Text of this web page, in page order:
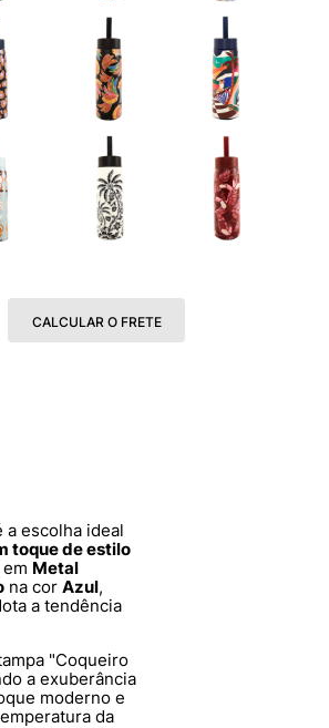
CALCULAR O FRETE
a escolha ideal
toque de estilo
Metal
na cor Azul,
a tendência
"Coqueiro
a exuberância
moderno e
da